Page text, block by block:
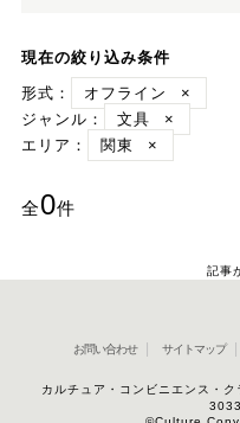
現在の絞り込み条件
形式：
オフライン
×
ジャンル：
文具
×
エリア：
関東 ×
全0件
記事
お問い合わせ サイトマップ
カルチュア・コンビニエンス・